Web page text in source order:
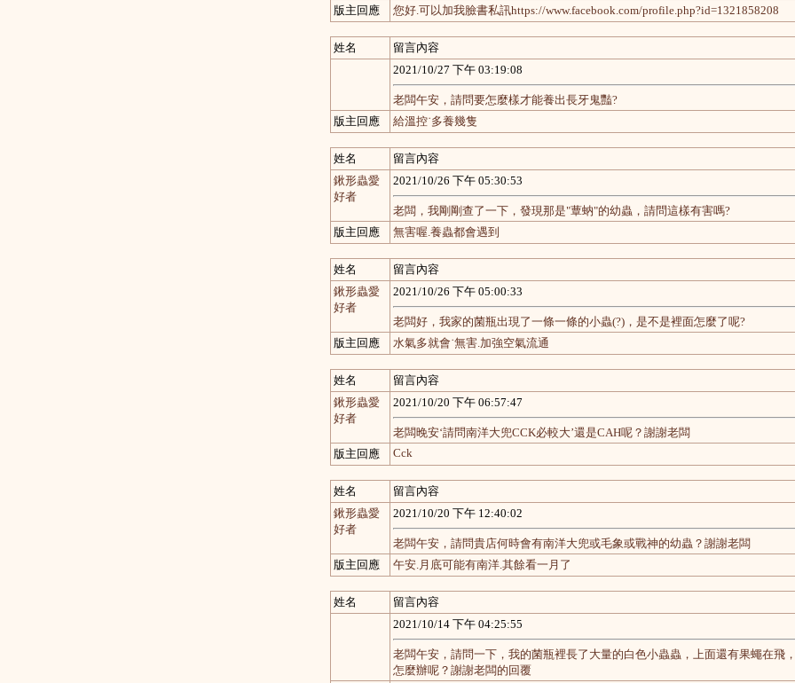
版主回應
您好.可以加我臉書私訊https://www.facebook.com/profile.php?id=1321858208
姓名
留言內容
2021/10/27 下午 03:19:08
老闆午安，請問要怎麼樣才能養出長牙鬼豔?
版主回應
給溫控˙多養幾隻
姓名
留言內容
鍬形蟲愛
好者
2021/10/26 下午 05:30:53
老闆，我剛剛查了一下，發現那是"蕈蚋"的幼蟲，請問這樣有害嗎?
版主回應
無害喔.養蟲都會遇到
姓名
留言內容
鍬形蟲愛
好者
2021/10/26 下午 05:00:33
老闆好，我家的菌瓶出現了一條一條的小蟲(?)，是不是裡面怎麼了呢?
版主回應
水氣多就會˙無害.加強空氣流通
姓名
留言內容
鍬形蟲愛
好者
2021/10/20 下午 06:57:47
老闆晚安‘請問南洋大兜CCK必較大’還是CAH呢？謝謝老闆
版主回應
Cck
姓名
留言內容
鍬形蟲愛
好者
2021/10/20 下午 12:40:02
老闆午安，請問貴店何時會有南洋大兜或毛象或戰神的幼蟲？謝謝老闆
版主回應
午安.月底可能有南洋.其餘看一月了
姓名
留言內容
2021/10/14 下午 04:25:55
老闆午安，請問一下，我的菌瓶裡長了大量的白色小蟲蟲，上面還有果蠅在飛
怎麼辦呢？謝謝老闆的回覆